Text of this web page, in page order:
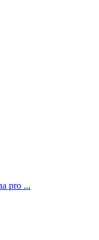
pro ...